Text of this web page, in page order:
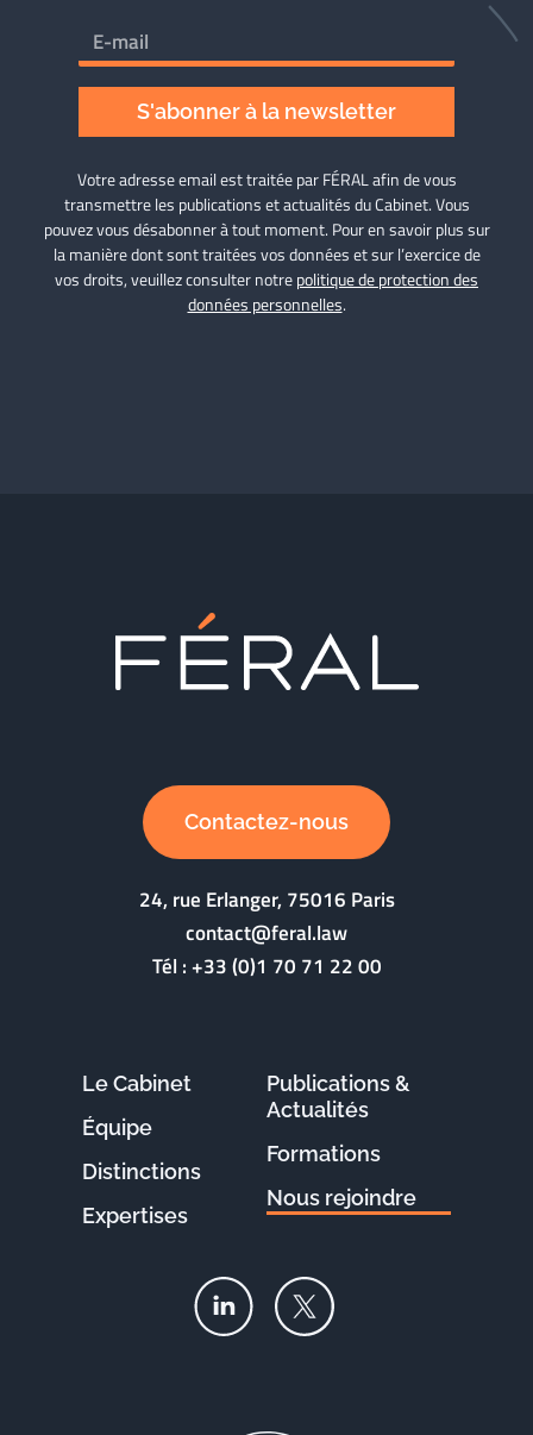
S'abonner à la newsletter
Votre adresse email est traitée par FÉRAL afin de vous
transmettre les publications et actualités du Cabinet. Vous
pouvez vous désabonner à tout moment. Pour en savoir plus sur
la manière dont sont traitées vos données et sur l’exercice de
vos droits, veuillez consulter notrepolitique de protection des
données personnelles.
Contactez-nous
24, rue Erlanger, 75016 Paris
contact@feral.law
Tél :+33 (0)1 70 71 22 00
Le Cabinet
Équipe
Distinctions
Expertises
Publications &
Actualités
Formations
Nous rejoindre